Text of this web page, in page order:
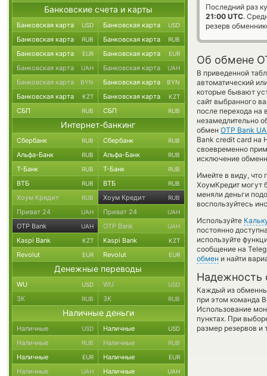
Последний раз
21:00 UTC.
резерв
Об обмене
В приведенной
автоматический
которые бывают
сайт выбранного
после перехода
незамедлительно
обмен OTP Bank
Bank credit card на
своевременно
исключение
Имейте в виду, что
ХоумКредит могут
меняли деньги
воспользуйтесь
Используйте
постоянно
используйте
сообщение на
обмен и найти
Надежность
Каждый из
при этом команда
Использование
пунктах. При
размер резервов и
Банковские счета и карты
Банковская карта USD Банковская карта USD
Банковская карта RUB Банковская карта RUB
Банковская карта EUR Банковская карта EUR
Банковская карта UAH Банковская карта UAH
Банковская карта BYN Банковская карта BYN
Банковская карта KZT Банковская карта KZT
СБП RUB СБП RUB
Интернет-банкинг
Сбербанк RUB Сбербанк RUB
Альфа-Банк RUB Альфа-Банк RUB
Т-Банк RUB Т-Банк RUB
ВТБ RUB ВТБ RUB
Хоум Кредит RUB Хоум Кредит RUB
Приват 24 UAH Приват 24 UAH
OTP Bank UAH OTP Bank UAH
Kaspi Bank KZT Kaspi Bank KZT
Revolut EUR Revolut EUR
Денежные переводы
WU USD WU USD
ЗК RUB ЗК RUB
Наличные деньги
Наличные USD Наличные USD
Наличные RUB Наличные RUB
Наличные EUR Наличные EUR
Наличные UAH Наличные UAH